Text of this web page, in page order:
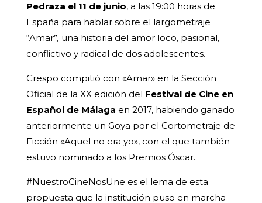
Pedraza el 11 de junio, a las 19:00 horas de
España para hablar sobre el largometraje
“Amar”, una historia del amor loco, pasional,
conflictivo y radical de dos adolescentes.
Crespo compitió con «Amar» en la Sección
Oficial de la XX edición del Festival de Cine en
Español de Málaga en 2017, habiendo ganado
anteriormente un Goya por el Cortometraje de
Ficción «Aquel no era yo», con el que también
estuvo nominado a los Premios Óscar.
#NuestroCineNosUne es el lema de esta
propuesta que la institución puso en marcha